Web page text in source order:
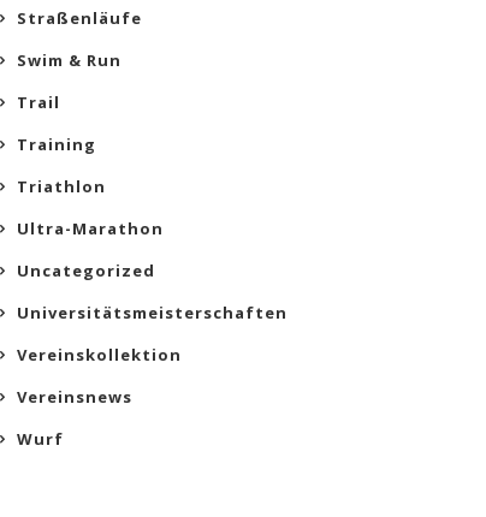
Straßenläufe
Swim & Run
Trail
Training
Triathlon
Ultra-Marathon
Uncategorized
Universitätsmeisterschaften
Vereinskollektion
Vereinsnews
Wurf